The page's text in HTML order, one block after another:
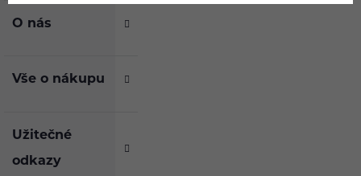
O nás
Vše o nákupu
Užitečné
odkazy